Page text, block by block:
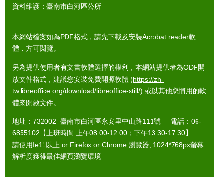
資料維護：臺南市白河區公所
本網站檔案如為PDF格式，請先下載及安裝Acrobat reader軟
體，方可閱覽。
另為提供使用者有文書軟體選擇的權利，本網站提供者為ODF開
放文件格式，建議您安裝免費開源軟體 (https://zh-
tw.libreoffice.org/download/libreoffice-still/) 或以其他您慣用的軟
體來開啟文件。
地址：732002 臺南市白河區永安里中山路111號 電話：06-
6855102【上班時間:上午08:00-12:00；下午13:30-17:30】
請使用Ie11以上 or Firefox or Chrome 瀏覽器, 1024*768px螢幕
解析度獲得最佳網頁瀏覽環境